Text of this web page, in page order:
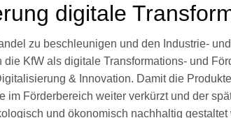
digitale
zu beschleunigen und den Industrie-
die KfW als digitale Transformations- und
& Innovation. Damit die
im Förderbereich weiter verkürzt und der
und ökonomisch nachhaltig